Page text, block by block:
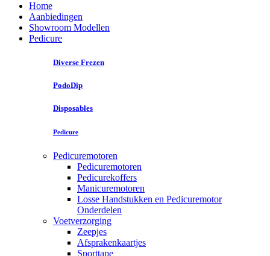
Home
Aanbiedingen
Showroom Modellen
Pedicure
Diverse Frezen
PodoDip
Disposables
Pedicure
Pedicuremotoren
Pedicuremotoren
Pedicurekoffers
Manicuremotoren
Losse Handstukken en Pedicuremotor
Onderdelen
Voetverzorging
Zeepjes
Afsprakenkaartjes
Sporttape